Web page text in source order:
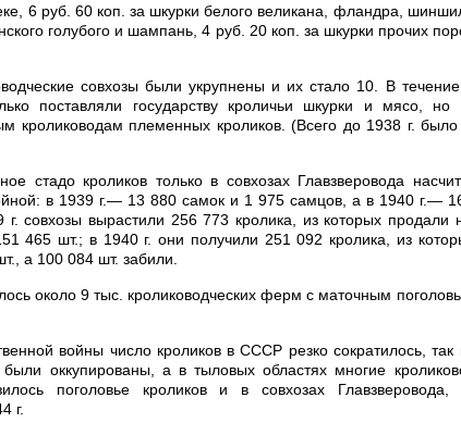
6 руб. 60 коп. за шкурки белого великана, фландра,
голубого и шампань, 4 руб. 20 коп. за шкурки прочих
совхозы были укрупнены и их стало 10. В
поставляли государству кроличьи шкурки и мясо, но
кролиководам племенных кроликов. (Всего до 1938 г.
стадо кроликов только в совхозах Главзверовода
в 1939 г.— 13 880 самок и 1 975 самцов, а в 1940 г.—
г. совхозы вырастили 256 773 кролика, из которых
465 шт.; в 1940 г. они получили 251 092 кролика, из
а 100 084 шт. забили.
около 9 тыс. кролиководческих ферм с маточным
войны число кроликов в СССР резко сократилось, так
были оккупированы, а в тыловых областях многие
поголовье кроликов и в совхозах Главзверовода,
г.